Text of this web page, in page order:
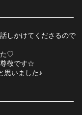
た♡
尊敬です☆
思いました♪